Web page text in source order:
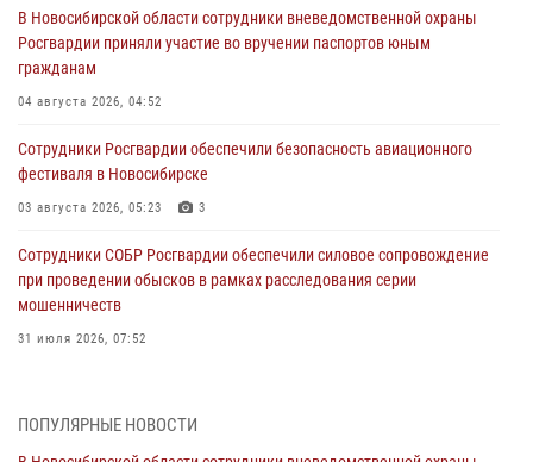
В Новосибирской области сотрудники вневедомственной охраны
Росгвардии приняли участие во вручении паспортов юным
гражданам
04 августа 2026, 04:52
Сотрудники Росгвардии обеспечили безопасность авиационного
фестиваля в Новосибирске
03 августа 2026, 05:23 3
Сотрудники СОБР Росгвардии обеспечили силовое сопровождение
при проведении обысков в рамках расследования серии
мошенничеств
31 июля 2026, 07:52
ПОПУЛЯРНЫЕ НОВОСТИ